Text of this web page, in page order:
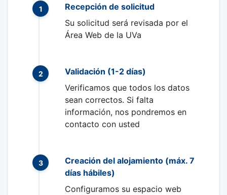
1
Recepción de solicitud
Su solicitud será revisada por el
Área Web de la UVa
2
Validación (1-2 días)
Verificamos que todos los datos
sean correctos. Si falta
información, nos pondremos en
contacto con usted
3
Creación del alojamiento (máx. 7
días hábiles)
Configuramos su espacio web